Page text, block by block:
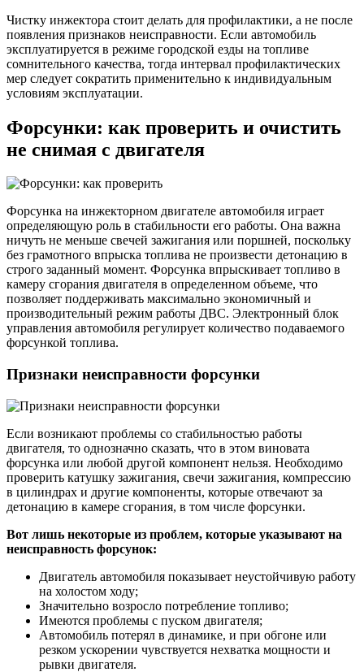
Чистку инжектора стоит делать для профилактики, а не после
появления признаков неисправности. Если автомобиль
эксплуатируется в режиме городской езды на топливе
сомнительного качества, тогда интервал профилактических
мер следует сократить применительно к индивидуальным
условиям эксплуатации.
Форсунки: как проверить и очистить
не снимая с двигателя
Форсунка на инжекторном двигателе автомобиля играет
определяющую роль в стабильности его работы. Она важна
ничуть не меньше свечей зажигания или поршней, поскольку
без грамотного впрыска топлива не произвести детонацию в
строго заданный момент. Форсунка впрыскивает топливо в
камеру сгорания двигателя в определенном объеме, что
позволяет поддерживать максимально экономичный и
производительный режим работы ДВС. Электронный блок
управления автомобиля регулирует количество подаваемого
форсункой топлива.
Признаки неисправности форсунки
Если возникают проблемы со стабильностью работы
двигателя, то однозначно сказать, что в этом виновата
форсунка или любой другой компонент нельзя. Необходимо
проверить катушку зажигания, свечи зажигания, компрессию
в цилиндрах и другие компоненты, которые отвечают за
детонацию в камере сгорания, в том числе форсунки.
Вот лишь некоторые из проблем, которые указывают на
неисправность форсунок:
Двигатель автомобиля показывает неустойчивую работу
на холостом ходу;
Значительно возросло потребление топливо;
Имеются проблемы с пуском двигателя;
Автомобиль потерял в динамике, и при обгоне или
резком ускорении чувствуется нехватка мощности и
рывки двигателя.